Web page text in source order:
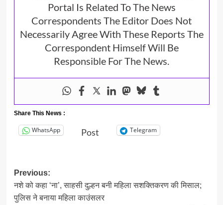
Portal Is Related To The News
Correspondents The Editor Does Not
Necessarily Agree With These Reports The
Correspondent Himself Will Be
Responsible For The News.
Share This News :
WhatsApp Post Telegram
Post
navigation
Previous:
नशे को कहा ‘ना’, साहसी दुल्हन बनी महिला सशक्तिकरण की मिसाल;
पुलिस ने बनाया महिला काउंसलर